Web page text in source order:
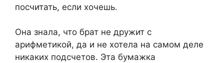
посчитать, если хочешь.
Она знала, что брат не дружит с
арифметикой, да и не хотела на самом деле
никаких подсчетов. Эта бумажка